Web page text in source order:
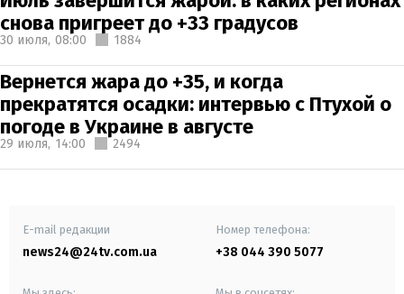
снова пригреет до +33 градусов
30 июля, 08:00 1884
Вернется жара до +35, и когда
прекратятся осадки: интервью с Птухой о
погоде в Украине в августе
29 июля, 14:00 2494
E-mail редакции
news24@24tv.com.ua
Номер телефона:
+38 044 390 5077